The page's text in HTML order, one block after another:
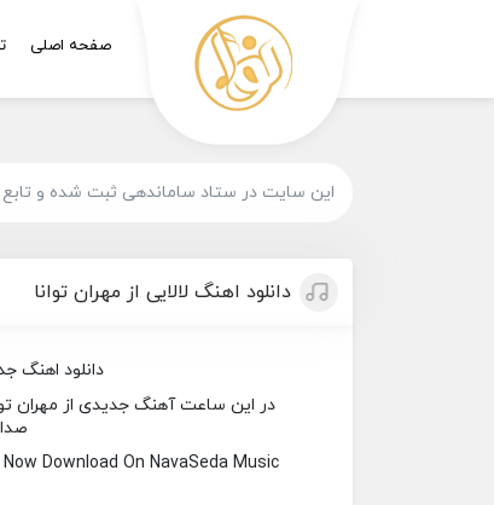
صفحه اصلی
این سایت در ستاد ساماندهی ثبت شده و
دانلود اهنگ لالایی از مهران توانا
دانلود اهنگ
در این ساعت آهنگ جدیدی از مهران
Download On NavaSeda Music